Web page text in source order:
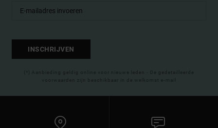
INSCHRIJVEN
(*) Aanbieding geldig online voor nieuwe leden - De gedetailleerde
voorwaarden zijn beschikbaar in de welkomst e-mail